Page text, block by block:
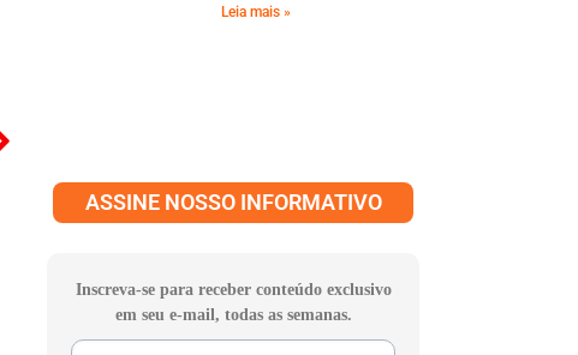
Leia mais »
ASSINE NOSSO INFORMATIVO
Inscreva-se para receber conteúdo exclusivo
em seu e-mail, todas as semanas.